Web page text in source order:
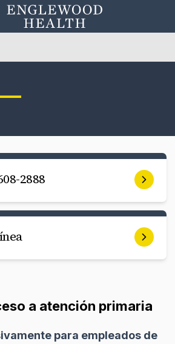
2888
a atención primaria
para empleados de